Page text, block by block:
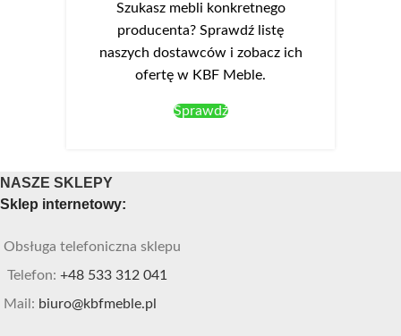
Szukasz mebli konkretnego
producenta? Sprawdź listę
naszych dostawców i zobacz ich
ofertę w KBF Meble.
Sprawdź
NASZE SKLEPY
Sklep internetowy:
Obsługa telefoniczna sklepu
Telefon: +48 533 312 041
Mail: biuro@kbfmeble.pl